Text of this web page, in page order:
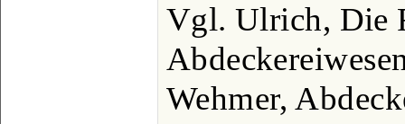
Vgl. Ulrich, Die
Wehmer,